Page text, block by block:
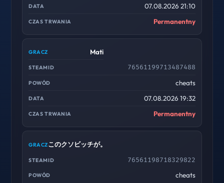
07.08.2026 21:10
Permanentny
Mati
76561199713487488
cheats
07.08.2026 19:32
Permanentny
このクソビッチが。
76561198718329822
cheats